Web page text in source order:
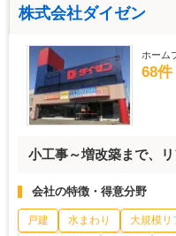
株式会社ダイゼン
ホーム
68件
小工事～増改築まで、
会社の特徴・得意分野
戸建 水まわり 大規模リ